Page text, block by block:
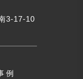
3-17-10
例